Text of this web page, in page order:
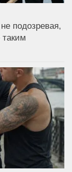
подозревая,
таким